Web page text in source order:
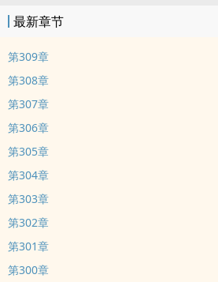
最新章节
第309章
第308章
第307章
第306章
第305章
第304章
第303章
第302章
第301章
第300章